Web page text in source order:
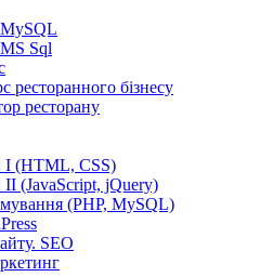
Sql
ресторанного бізнесу
ресторану
I (HTML, CSS)
II (JavaScript, jQuery)
(PHP, MySQL)
SEO